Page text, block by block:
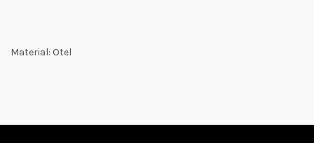
Material: Otel